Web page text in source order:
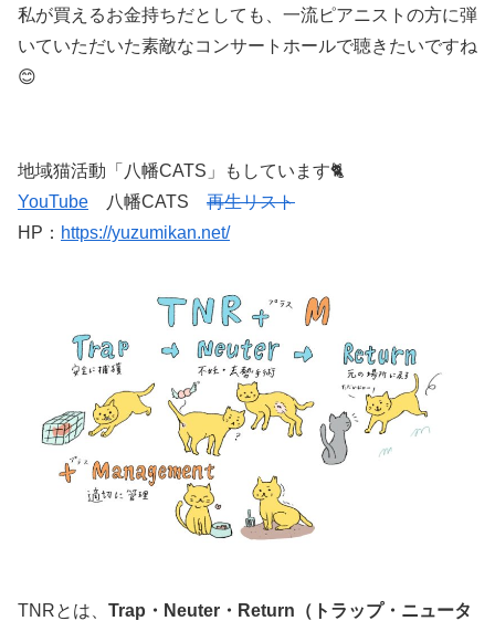
私が買えるお金持ちだとしても、一流ピアニストの方に弾
いていただいた素敵なコンサートホールで聴きたいですね
😊
地域猫活動「八幡CATS」もしています🐈
YouTube 八幡CATS 再生リスト
HP： https://yuzumikan.net/
TNRとは、 Trap・Neuter・Return（トラップ・ニュータ